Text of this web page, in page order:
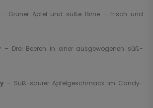
– Grüner Apfel und süße Birne – frisch und
– Drei Beeren in einer ausgewogenen süß-
– Süß-saurer Apfelgeschmack im Candy-